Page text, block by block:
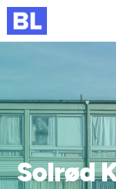
Find medarbejder
Kurser og
Jobportalen
MitBL
Solrød